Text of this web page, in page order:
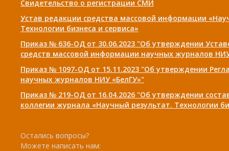
Свидетельство о регистрации СМИ
Устав редакции средства массовой информации
Технологии бизнеса и сервиса»
Приказ № 636-ОД от 30.06.2023 "Об утверждении
средств массовой информации научных журналов
Приказ № 1097-ОД от 15.11.2023 "Об утверждении
научных журналов НИУ «БелГУ»"
Приказ № 219-ОД от 16.04.2026 "Об утверждении
коллегии журнала «Научный результат. Технологии
Остались вопросы?
Можете написать нам: